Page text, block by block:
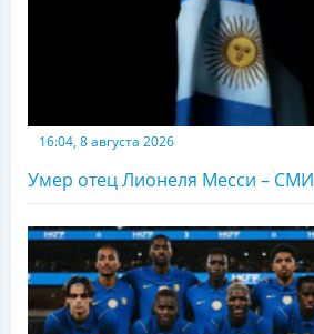
16:04, 8 августа 2026
Умер отец Лионеля Месси – СМИ